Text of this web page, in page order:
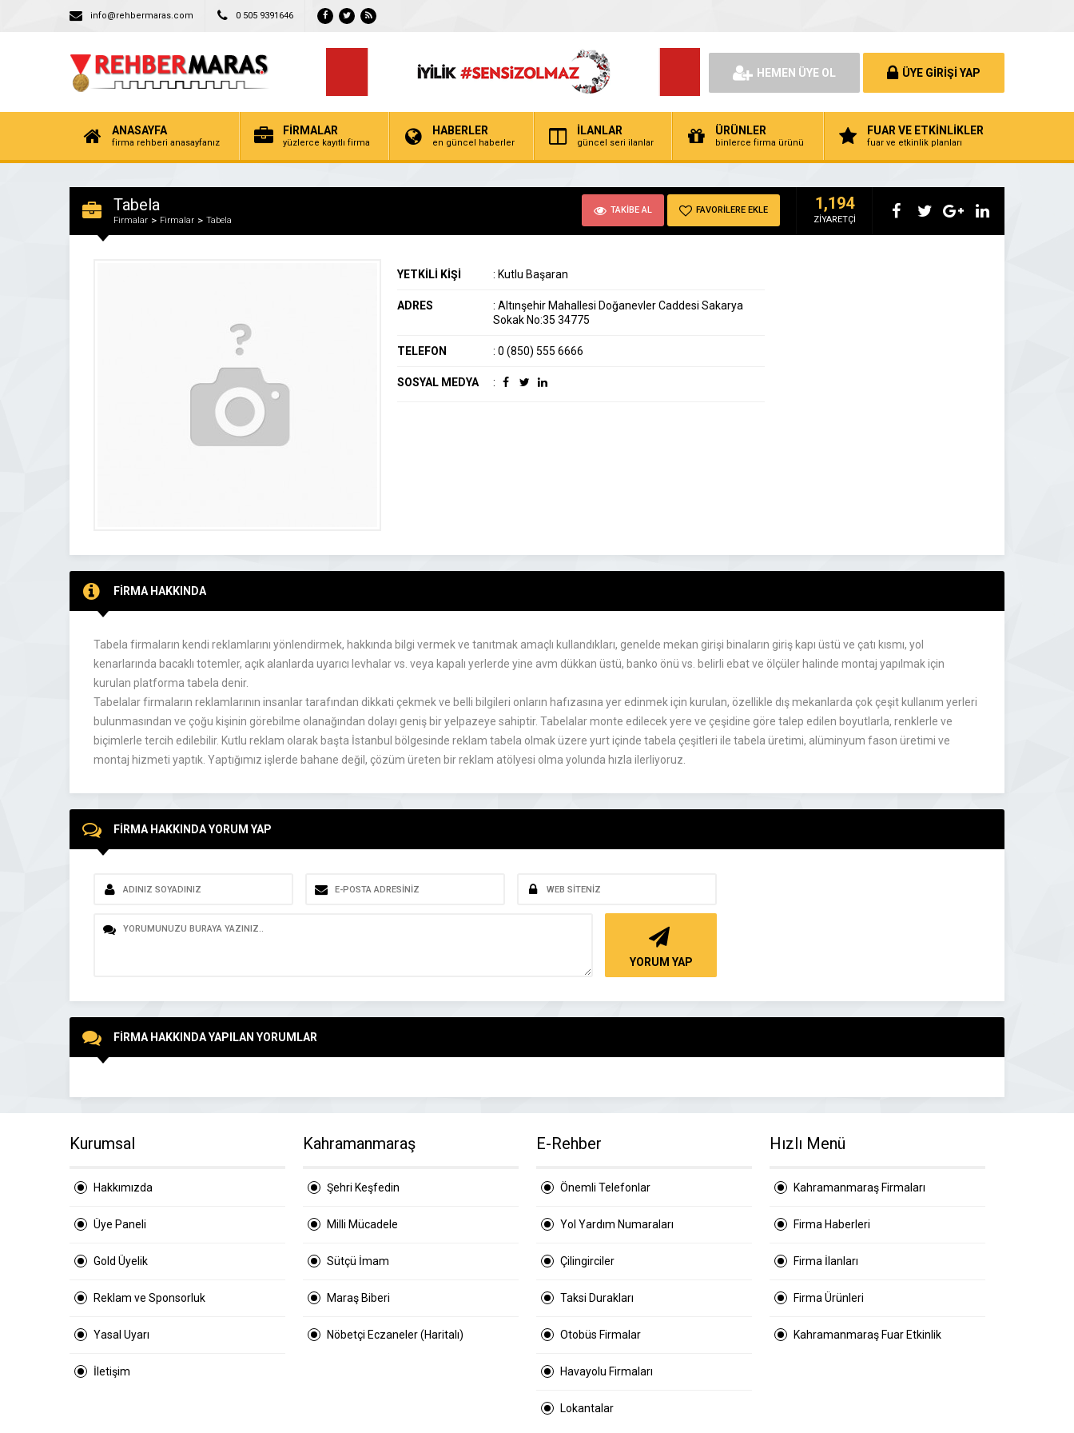
info@rehbermaras.com 0 505 9391646
HEMEN ÜYE OL ÜYE GİRİŞİ YAP
ANASAYFA
firma rehberi anasayfanız
FİRMALAR
yüzlerce kayıtlı firma
HABERLER
en güncel haberler
İLANLAR
güncel seri ilanlar
ÜRÜNLER
binlerce firma ürünü
FUAR VE ETKİNLİKLER
fuar ve etkinlik planları
Tabela
Firmalar Firmalar Tabela
TAKİBE AL FAVORİLERE EKLE 1,194
ZİYARETÇİ
YETKİLİ KİŞİ : Kutlu Başaran
ADRES : Altınşehir Mahallesi Doğanevler Caddesi Sakarya
Sokak No:35 34775
TELEFON : 0 (850) 555 6666
SOSYAL MEDYA :
FİRMA HAKKINDA
Tabela firmaların kendi reklamlarını yönlendirmek, hakkında bilgi vermek ve tanıtmak amaçlı kullandıkları, genelde mekan girişi binaların giriş kapı üstü ve çatı kısmı, yol
kenarlarında bacaklı totemler, açık alanlarda uyarıcı levhalar vs. veya kapalı yerlerde yine avm dükkan üstü, banko önü vs. belirli ebat ve ölçüler halinde montaj yapılmak için
kurulan platforma tabela denir.
Tabelalar firmaların reklamlarının insanlar tarafından dikkati çekmek ve belli bilgileri onların hafızasına yer edinmek için kurulan, özellikle dış mekanlarda çok çeşit kullanım yerleri
bulunmasından ve çoğu kişinin görebilme olanağından dolayı geniş bir yelpazeye sahiptir. Tabelalar monte edilecek yere ve çeşidine göre talep edilen boyutlarla, renklerle ve
biçimlerle tercih edilebilir. Kutlu reklam olarak başta İstanbul bölgesinde reklam tabela olmak üzere yurt içinde tabela çeşitleri ile tabela üretimi, alüminyum fason üretimi ve
montaj hizmeti yaptık. Yaptığımız işlerde bahane değil, çözüm üreten bir reklam atölyesi olma yolunda hızla ilerliyoruz.
FİRMA HAKKINDA YORUM YAP
YORUM YAP
FİRMA HAKKINDA YAPILAN YORUMLAR
Kurumsal
Hakkımızda
Üye Paneli
Gold Üyelik
Reklam ve Sponsorluk
Yasal Uyarı
İletişim
Kahramanmaraş
Şehri Keşfedin
Milli Mücadele
Sütçü İmam
Maraş Biberi
Nöbetçi Eczaneler (Haritalı)
E-Rehber
Önemli Telefonlar
Yol Yardım Numaraları
Çilingirciler
Taksi Durakları
Otobüs Firmalar
Havayolu Firmaları
Lokantalar
Hızlı Menü
Kahramanmaraş Firmaları
Firma Haberleri
Firma İlanları
Firma Ürünleri
Kahramanmaraş Fuar Etkinlik